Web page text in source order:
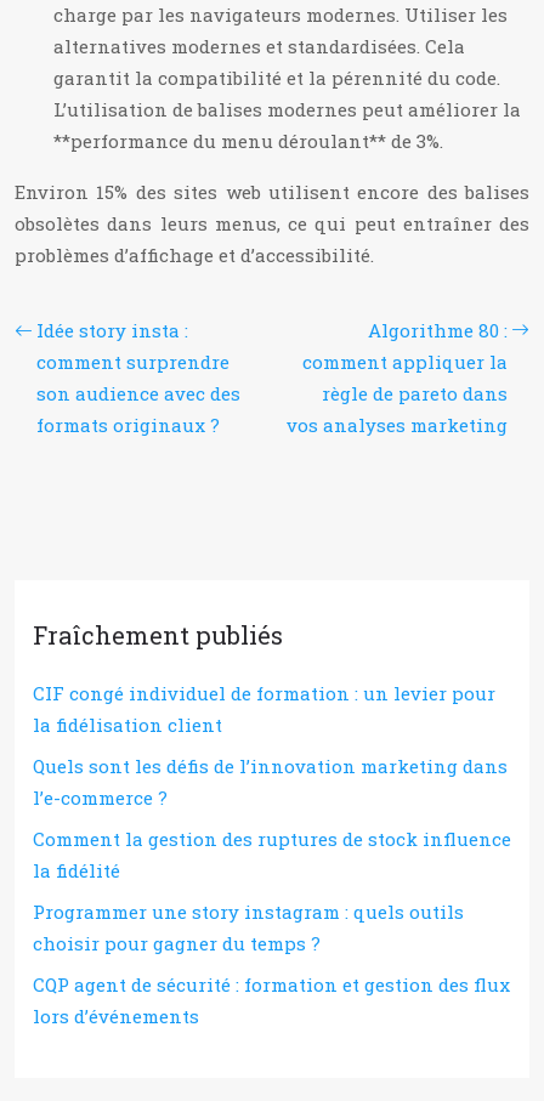
charge par les navigateurs modernes. Utiliser les
alternatives modernes et standardisées. Cela
garantit la compatibilité et la pérennité du code.
L’utilisation de balises modernes peut améliorer la
**performance du menu déroulant** de 3%.
Environ 15% des sites web utilisent encore des balises
obsolètes dans leurs menus, ce qui peut entraîner des
problèmes d’affichage et d’accessibilité.
Idée story insta :
comment surprendre
son audience avec des
formats originaux ?
Algorithme 80 :
comment appliquer la
règle de pareto dans
vos analyses marketing
Fraîchement publiés
CIF congé individuel de formation : un levier pour
la fidélisation client
Quels sont les défis de l’innovation marketing dans
l’e-commerce ?
Comment la gestion des ruptures de stock influence
la fidélité
Programmer une story instagram : quels outils
choisir pour gagner du temps ?
CQP agent de sécurité : formation et gestion des flux
lors d’événements